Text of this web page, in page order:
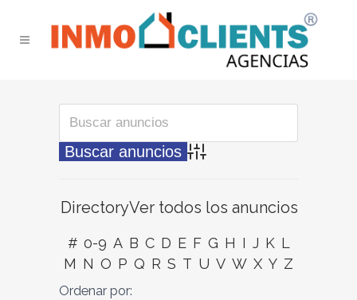
Búsqueda avanzada
DirectoryVer todos los anuncios
# 0-9 A B C D E F G H I J K L
M N O P Q R S T U V W X Y Z
Ordenar por: